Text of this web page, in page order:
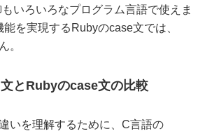
いろいろなプログラム言語で使えま
を実現するRubyのcase文では、
。
とRubyのcase文の比較
いを理解するために、C言語の